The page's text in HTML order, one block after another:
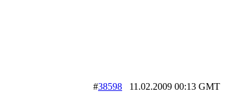
#38598 11.02.2009 00:13 GMT